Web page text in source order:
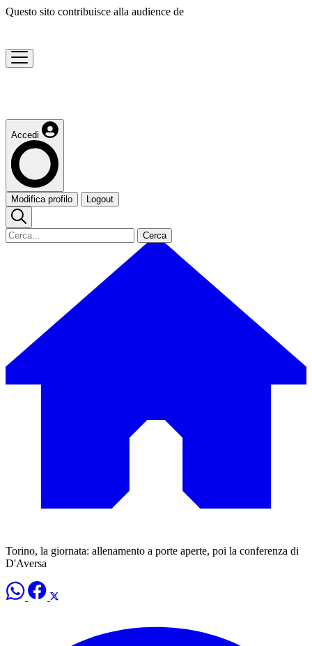
Questo sito contribuisce alla audience de
Accedi
Modifica profilo Logout
Cerca
Torino, la giornata: allenamento a porte aperte, poi la conferenza di
D'Aversa